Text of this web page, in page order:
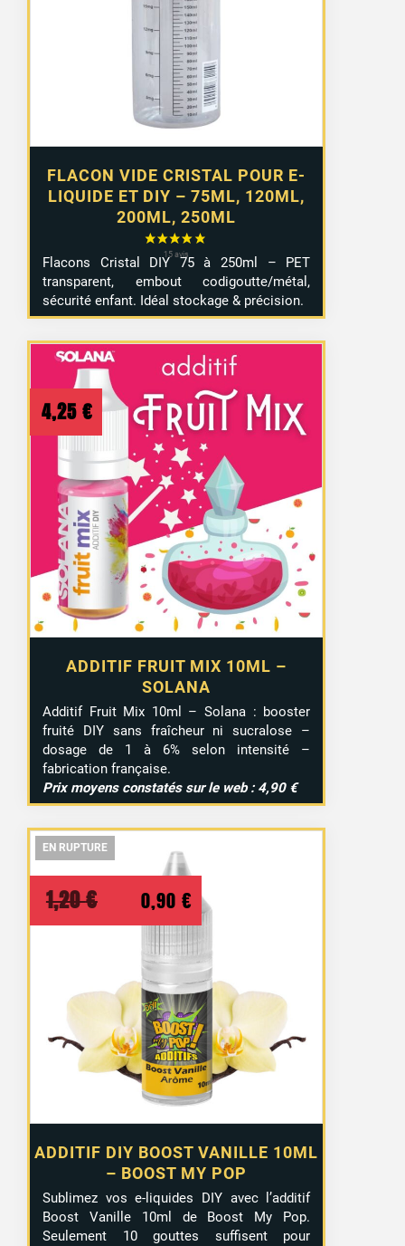
1 avis
FLACON VIDE CRISTAL POUR E-
LIQUIDE ET DIY – 75ML, 120ML,
200ML, 250ML
2,99 €
à
4,99 €
Flacons Cristal DIY 75 à 250ml – PET
transparent, embout codigoutte/métal,
sécurité enfant. Idéal stockage & précision.
ADDITIF FRUIT MIX 10ML –
SOLANA
4,25 €
Additif Fruit Mix 10ml – Solana : booster
fruité DIY sans fraîcheur ni sucralose –
dosage de 1 à 6% selon intensité –
fabrication française.
Prix moyens constatés sur le web : 4,90 €
EN RUPTURE
EN RUPTURE
ADDITIF DIY BOOST VANILLE 10ML
– BOOST MY POP
1,20€
Le
prix
initial
était :
1,20 €.
0,90 € Le
prix
actuel
est :
0,90 €.
Sublimez vos e-liquides DIY avec l’additif
Boost Vanille 10ml de Boost My Pop.
Seulement 10 gouttes suffisent pour
EN RUPTURE